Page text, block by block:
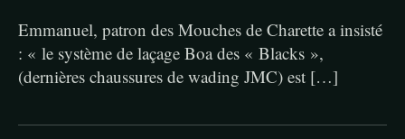
Emmanuel, patron des Mouches de Charette a insisté
: « le système de laçage Boa des « Blacks »,
(dernières chaussures de wading JMC) est […]